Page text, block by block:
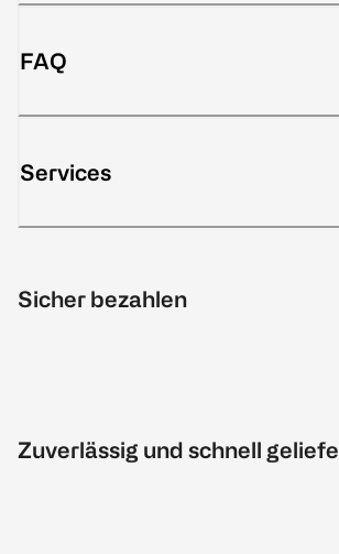
FAQ
Services
Sicher bezahlen
Zuverlässig und schnell